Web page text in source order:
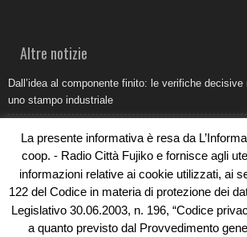
Altre notizie
Dall’idea al componente finito: le verifiche decisive
uno stampo industriale
Come organizzare e allestire una camera ardente
Umidità di risalita in casa, come riconoscere i
Torna il Sun Donato Festival 2026
La presente informativa è resa da
coop. - Radio Città Fujiko e fornisce agli
informazioni relative ai cookie utilizzati, ai
122 del Codice in materia di protezione dei
Legislativo 30.06.2003, n. 196, “Codice
a quanto previsto dal Provvedimento